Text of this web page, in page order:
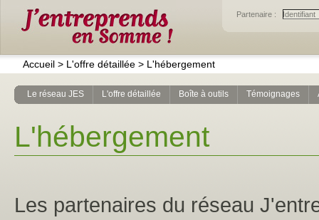
Partenaire :
Accueil > L'offre détaillée > L'hébergement
Le réseau JES L'offre détaillée Boîte à outils Témoignages
L'hébergement
Les partenaires du réseau